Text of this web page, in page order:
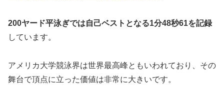
200ヤード平泳ぎでは自己ベストとなる1分48秒61を記録
しています。
アメリカ大学競泳界は世界最高峰ともいわれており、その
舞台で頂点に立った価値は非常に大きいです。